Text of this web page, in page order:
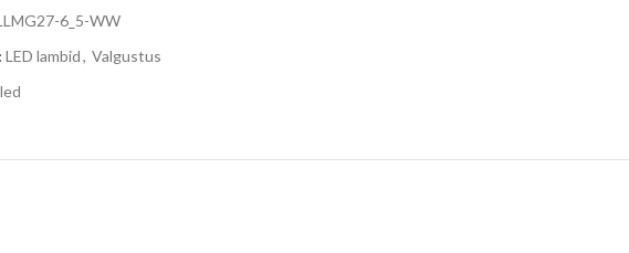
6_5-WW
LED lambid, Valgustus
led